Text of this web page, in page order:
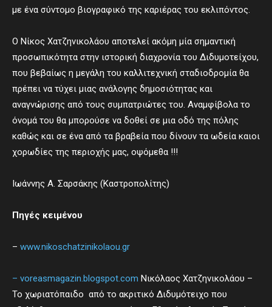
με ένα σύντομο βιογραφικό της καριέρας του εκλιπόντος.
Ο Νίκος Χατζηνικολάου αποτελεί ακόμη μία σημαντική
προσωπικότητα στην ιστορική διαχρονία του Διδυμοτείχου,
που βεβαίως η μεγάλη του καλλιτεχνική σταδιοδρομία θα
πρέπει να τύχει μιας ανάλογης δημοσιότητας και
αναγνώρισης από τους συμπατριώτες του. Αναμφίβολα το
όνομά του θα μπορούσε να δοθεί σε μια οδό της πόλης
καθώς και σε ένα από τα βραβεία που δίνουν τα ωδεία καιοι
χορωδίες της περιοχής μας, οψόμεθα !!!
Ιωάννης Α. Σαρσάκης (Καστροπολίτης)
Πηγές κειμένου
– www.nikoschatzinikolaou.gr
– voreasmagazin.blogspot.com Νικόλαος Χατζηνικολάου –
Το χωριατόπαιδο από το ακριτικό Διδυμότειχο που